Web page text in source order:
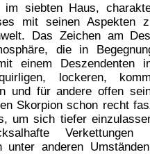
im siebten Haus,
mit seinen Aspekten
Das Zeichen am
die in
einem Deszendenten
lockeren,
und für andere offen
Skorpion schon recht
um sich tiefer
unter anderen